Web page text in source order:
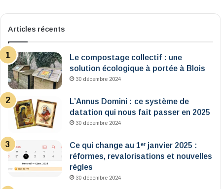
Articles récents
Le compostage collectif : une
solution écologique à portée à Blois
30 décembre 2024
L’Annus Domini : ce système de
datation qui nous fait passer en 2025
30 décembre 2024
Ce qui change au 1ᵉʳ janvier 2025 :
réformes, revalorisations et nouvelles
règles
30 décembre 2024